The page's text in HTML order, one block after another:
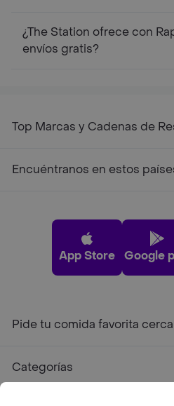
¿The Station ofrece con
envíos gratis?
Top Marcas y Cadenas de
Encuéntranos en estos
App Store Google
Pide tu comida favorita
Categorías